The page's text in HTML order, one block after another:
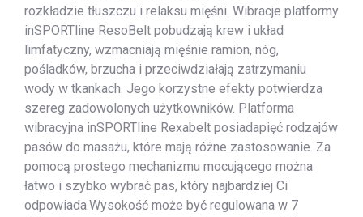
rozkładzie tłuszczu i relaksu mięśni. Wibracje platformy
inSPORTline ResoBelt pobudzają krew i układ
limfatyczny, wzmacniają mięśnie ramion, nóg,
pośladków, brzucha i przeciwdziałają zatrzymaniu
wody w tkankach. Jego korzystne efekty potwierdza
szereg zadowolonych użytkowników. Platforma
wibracyjna inSPORTline Rexabelt posiadapięć rodzajów
pasów do masażu, które mają różne zastosowanie. Za
pomocą prostego mechanizmu mocującego można
łatwo i szybko wybrać pas, który najbardziej Ci
odpowiada.Wysokość może być regulowana w 7